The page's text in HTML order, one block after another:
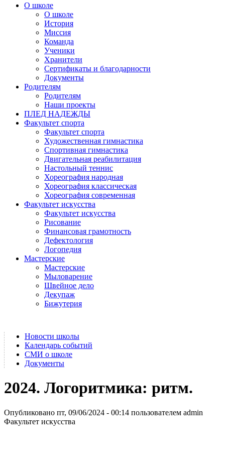
О школе
О школе
История
Миссия
Команда
Ученики
Хранители
Сертификаты и благодарности
Документы
Родителям
Родителям
Наши проекты
ПЛЕД НАДЕЖДЫ
Факультет спорта
Факультет спорта
Художественная гимнастика
Спортивная гимнастика
Двигательная реабилитация
Настольный теннис
Хореография народная
Хореография классическая
Хореография современная
Факультет искусства
Факультет искусства
Рисование
Финансовая грамотность
Дефектология
Логопедия
Мастерские
Мастерские
Мыловарение
Швейное дело
Декупаж
Бижутерия
Новости школы
Календарь событий
СМИ о школе
Документы
2024. Логоритмика: ритм.
Опубликовано пт, 09/06/2024 - 00:14 пользователем admin
Факультет искусства